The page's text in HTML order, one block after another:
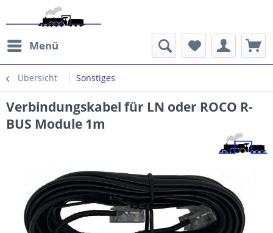
Menü
Übersicht Sonstiges
Verbindungskabel für LN oder ROCO R-
BUS Module 1m